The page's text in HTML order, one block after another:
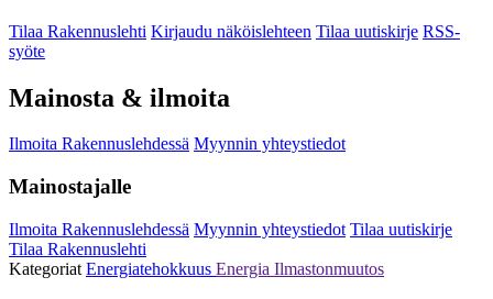
Tilaa Rakennuslehti Kirjaudu näköislehteen Tilaa uutiskirje RSS-
syöte
Mainosta & ilmoita
Ilmoita Rakennuslehdessä Myynnin yhteystiedot
Mainostajalle
Ilmoita Rakennuslehdessä Myynnin yhteystiedot Tilaa uutiskirje
Tilaa Rakennuslehti
Kategoriat Energiatehokkuus Energia Ilmastonmuutos